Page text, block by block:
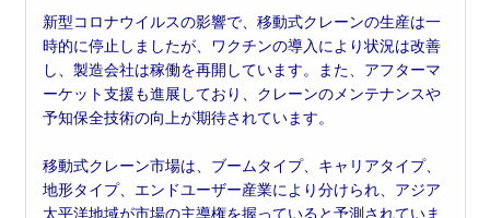
新型コロナウイルスの影響で、移動式クレーンの生産は一
時的に停止しましたが、ワクチンの導入により状況は改善
し、製造会社は稼働を再開しています。また、アフターマ
ーケット支援も進展しており、クレーンのメンテナンスや
予知保全技術の向上が期待されています。
移動式クレーン市場は、ブームタイプ、キャリアタイプ、
地形タイプ、エンドユーザー産業により分けられ、アジア
太平洋地域が市場の主導権を握っていると予測されていま